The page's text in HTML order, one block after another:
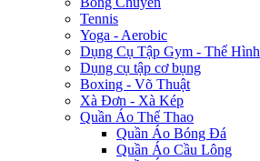
Tennis
Yoga - Aerobic
Dụng Cụ Tập Gym - Thể Hình
Dụng cụ tập cơ bụng
Boxing - Võ Thuật
Xà Đơn - Xà Kép
Quần Áo Thể Thao
Quần Áo Bóng Đá
Quần Áo Cầu Lông